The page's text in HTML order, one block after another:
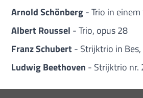
Arnold Schönberg- Trio in
Albert Roussel - Trio, opus 28
Franz Schubert - Strijktrio in Bes,
Ludwig Beethoven - Strijktrio nr.